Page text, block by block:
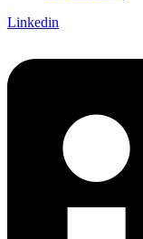
Linkedin